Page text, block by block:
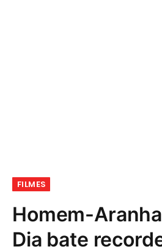
FILMES
Homem-
Dia bate